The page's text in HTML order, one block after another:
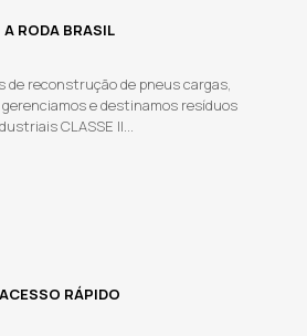
A RODA BRASIL
de reconstrução de pneus cargas,
e destinamos resíduos
CLASSE II...
ACESSO RÁPIDO